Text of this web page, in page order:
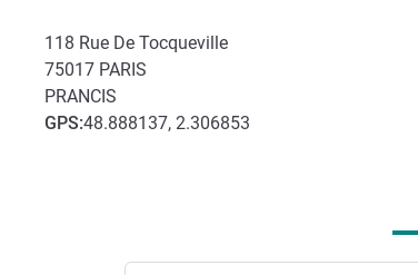
118 Rue De Tocqueville
75017 PARIS
PRANCIS
GPS:48.888137, 2.306853